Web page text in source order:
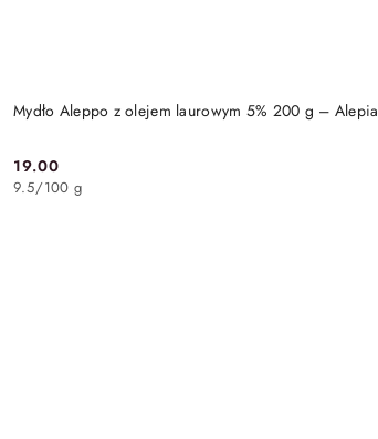
Mydło Aleppo z olejem laurowym 5% 200 g – Alepia
Cena:
19.00
9.5/100 g